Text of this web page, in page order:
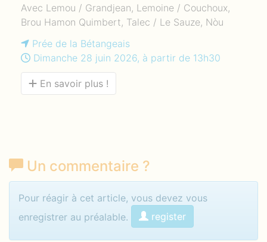
Avec Lemou / Grandjean, Lemoine / Couchoux,
Brou Hamon Quimbert, Talec / Le Sauze, Nòu
Prée de la Bétangeais
Dimanche 28 juin 2026, à partir de 13h30
En savoir plus !
Un commentaire ?
Identifiez-vous pour commenter
Pour réagir à cet article, vous devez vous
enregistrer au préalable.
register